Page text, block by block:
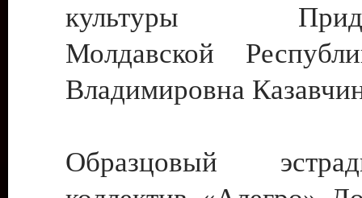
культуры
Молдавской
Владимировна
Образцовый